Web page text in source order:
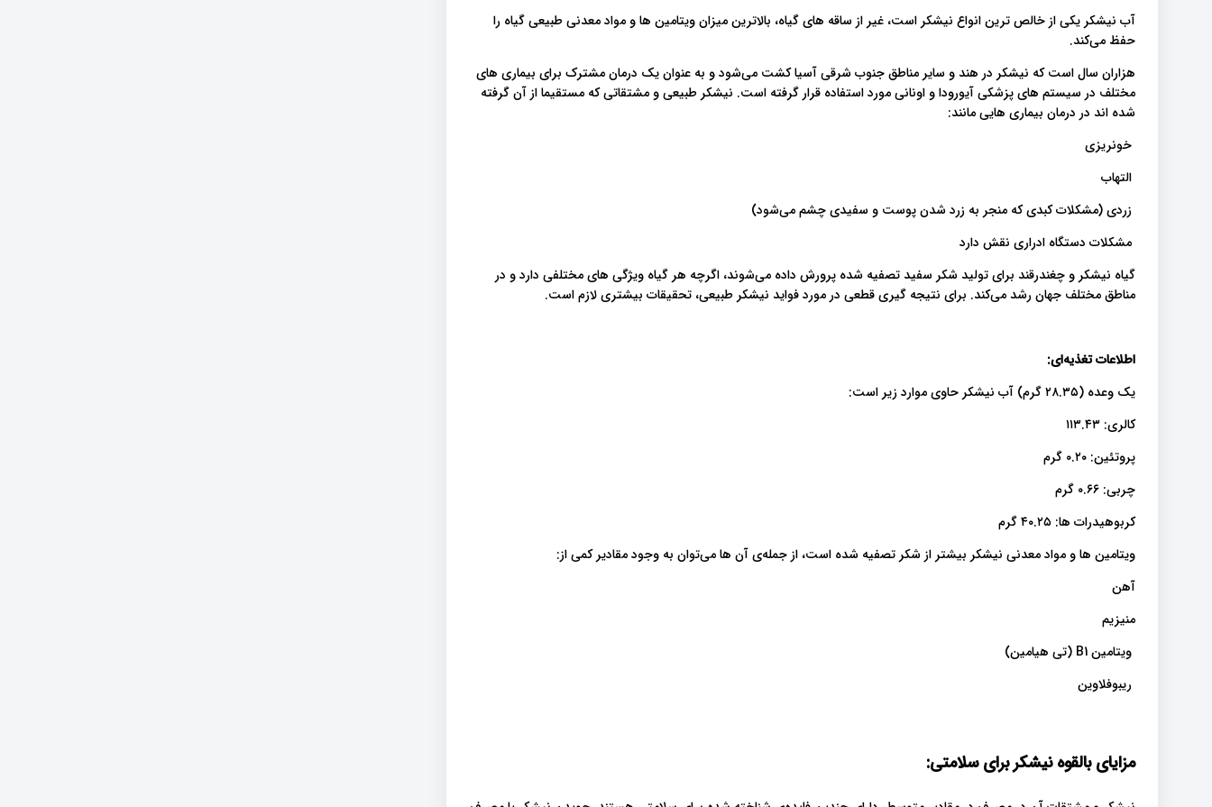
آب نیشکر یکی از خالص ترین انواع نیشکر است، غیر از ساقه های گیاه، بالاترین میزان ویتامین ها و مواد معدنی طبیعی گیاه را
حفظ می‌کند.
هزاران سال است که نیشکر در هند و سایر مناطق جنوب شرقی آسیا کشت می‌شود و به عنوان یک درمان مشترک برای بیماری های
مختلف در سیستم های پزشکی آیورودا و اونانی مورد استفاده قرار گرفته است. نیشکر طبیعی و مشتقاتی که مستقیما از آن گرفته
شده اند در درمان بیماری هایی مانند:
خونریزی
التهاب
زردی (مشکلات کبدی که منجر به زرد شدن پوست و سفیدی چشم می‌شود)
مشکلات دستگاه ادراری نقش دارد
گیاه نیشکر و چغندرقند برای تولید شکر سفید تصفیه شده پرورش داده می‌شوند، اگرچه هر گیاه ویژگی های مختلفی دارد و در
مناطق مختلف جهان رشد می‌کند. برای نتیجه گیری قطعی در مورد فواید نیشکر طبیعی، تحقیقات بیشتری لازم است.
اطلاعات تغذیه‌ای:
یک وعده (۲۸.۳۵ گرم) آب نیشکر حاوی موارد زیر است:
کالری: ۱۱۳.۴۳
پروتئین: ۰.۲۰ گرم
چربی: ۰.۶۶ گرم
کربوهیدرات ها: ۴۰.۲۵ گرم
ویتامین ها و مواد معدنی نیشکر بیشتر از شکر تصفیه شده است، از جمله‌ی آن ها می‌توان به وجود مقادیر کمی از:
آهن
منیزیم
ویتامین B1 (تی هیامین)
ریبوفلاوین
مزایای بالقوه نیشکر برای سلامتی: